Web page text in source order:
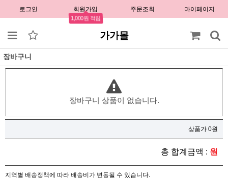
로그인 회원가입
1,000원 적립
주문조회 마이페이지
가가몰
장바구니
장바구니 상품이 없습니다.
상품가 0원
총 합계금액 : 원
지역별 배송정책에 따라 배송비가 변동될 수 있습니다.